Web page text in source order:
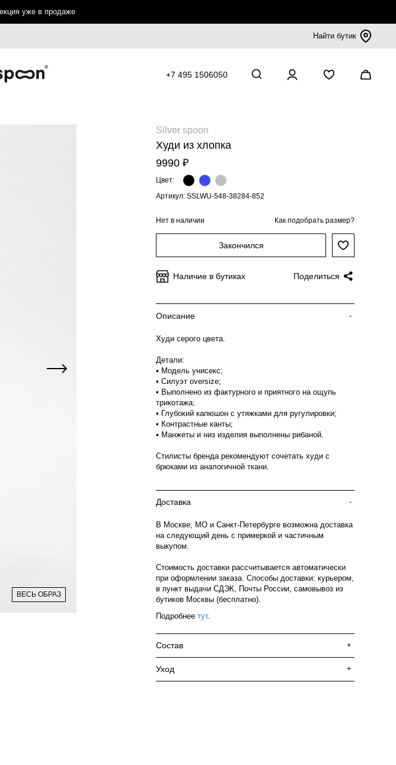
уже в продаже
Найти бутик
+7 495 1506050
ВЕСЬ ОБРАЗ
Silver spoon
Худи из хлопка
9990 ₽
Цвет:
Артикул: SSLWU-548-38284-852
Нет в наличии Как подобрать размер?
Закончился
Наличие в бутиках Поделиться
Описание -
Худи серого цвета.
Детали:
• Модель унисекс;
• Силуэт oversize;
• Выполнено из фактурного и приятного на ощупь
трикотажа;
• Глубокий капюшон с утяжками для ругулировки;
• Контрастные канты;
• Манжеты и низ изделия выполнены рибаной.
Стилисты бренда рекомендуют сочетать худи с
брюками из аналогичной ткани.
Доставка -
В Москве, МО и Санкт-Петербурге возможна доставка
на следующий день с примеркой и частичным
выкупом.
Стоимость доставки рассчитывается автоматически
при оформлении заказа. Способы доставки: курьером,
в пункт выдачи СДЭК, Почты России, самовывоз из
бутиков Москвы (бесплатно).
Подробнее тут.
Состав +
Уход +